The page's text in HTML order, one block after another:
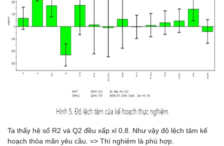
Ta thấy hệ số R2 và Q2 đều xấp xỉ 0,8. Như vậy độ lệch tâm kế
hoạch thỏa mãn yêu cầu. => Thí nghiệm là phù hợp.